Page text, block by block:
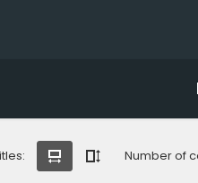
Number of